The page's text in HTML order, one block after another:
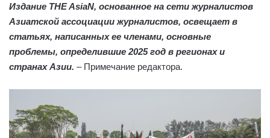
Издание THE AsiaN, основанное на сети журналистов
Азиатской ассоциации журналистов, освещает в
статьях, написанных ее членами, основные
проблемы, определившие 2025 год в регионах и
странах Азии. – Примечание редактора.